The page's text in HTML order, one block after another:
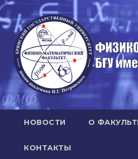
Перейти
к
содержимому
НОВОСТИ О
КОНТАКТЫ